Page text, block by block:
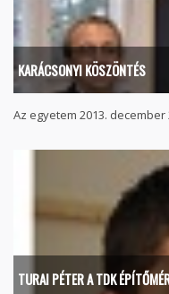
KARÁCSONYI KÖSZÖNTÉS
Az egyetem 2013. december
TURAI PÉTER A TDK